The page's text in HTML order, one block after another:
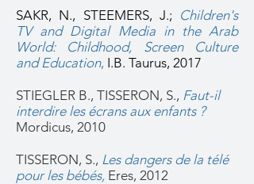
SAKR, N., STEEMERS, J.; Children's
TV and Digital Media in the Arab
World: Childhood, Screen Culture
and Education, I.B. Taurus, 2017
STIEGLER B., TISSERON, S., Faut-il
interdire les écrans aux enfants ?
Mordicus, 2010
TISSERON, S., Les dangers de la télé
pour les bébés, Eres, 2012